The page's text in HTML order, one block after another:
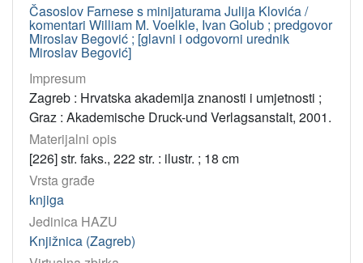
Časoslov Farnese s minijaturama Julija Klovića /
komentari William M. Voelkle, Ivan Golub ; predgovor
Miroslav Begović ; [glavni i odgovorni urednik
Miroslav Begović]
Impresum
Zagreb : Hrvatska akademija znanosti i umjetnosti ;
Graz : Akademische Druck-und Verlagsanstalt, 2001.
Materijalni opis
[226] str. faks., 222 str. : ilustr. ; 18 cm
Vrsta građe
knjiga
Jedinica HAZU
Knjižnica (Zagreb)